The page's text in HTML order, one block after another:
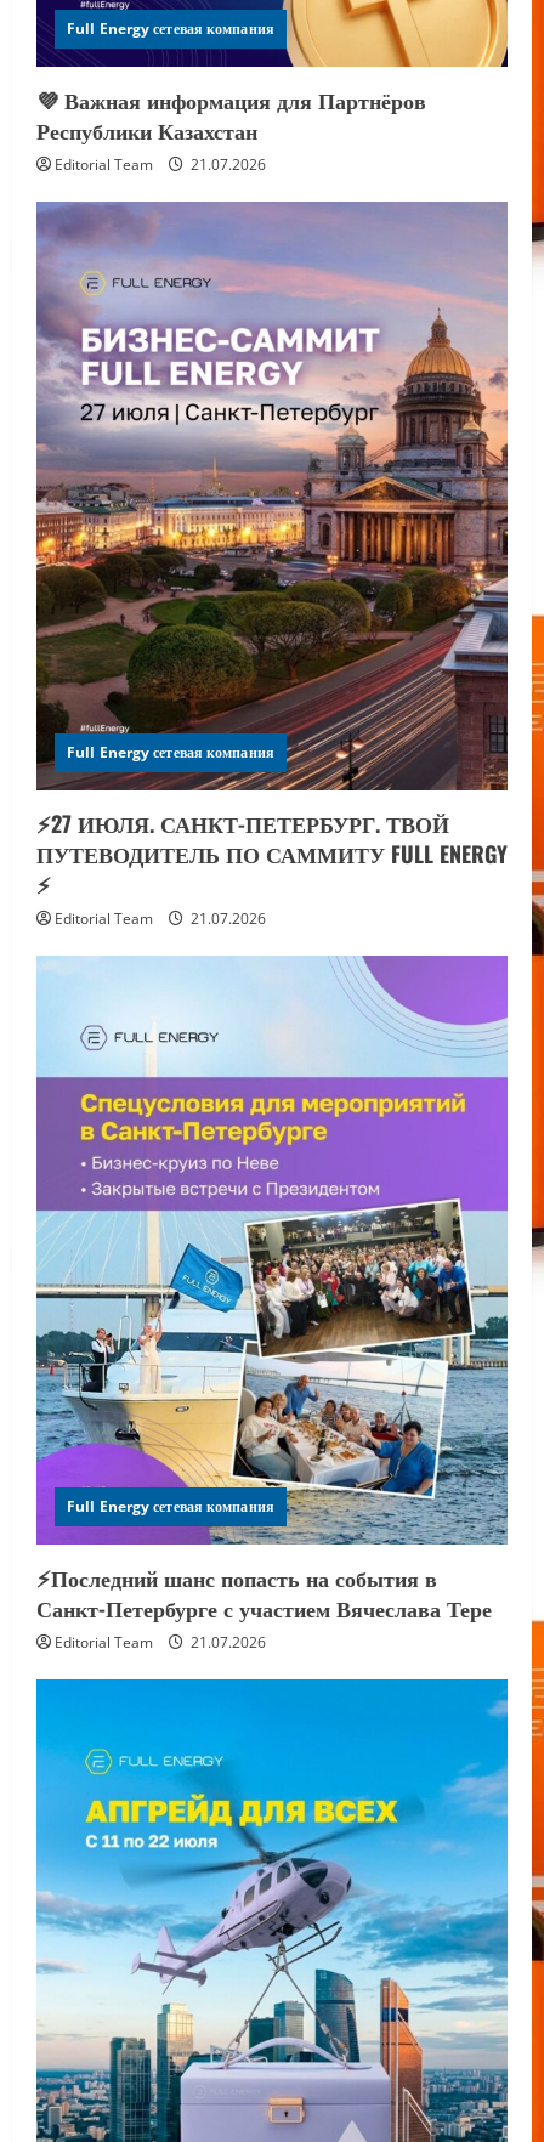
Full Energy сетевая компания
💜 Важная информация для Партнёров
Республики Казахстан
Editorial Team 21.07.2026
Full Energy сетевая компания
⚡️27 ИЮЛЯ. САНКТ-ПЕТЕРБУРГ. ТВОЙ
ПУТЕВОДИТЕЛЬ ПО САММИТУ FULL ENERGY
⚡️
Editorial Team 21.07.2026
Full Energy сетевая компания
⚡️Последний шанс попасть на события в
Санкт-Петербурге с участием Вячеслава Тере
Editorial Team 21.07.2026